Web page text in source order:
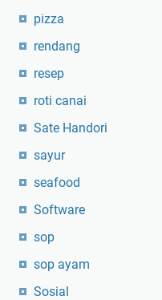
pizza
rendang
resep
roti canai
Sate Handori
sayur
seafood
Software
sop
sop ayam
Sosial